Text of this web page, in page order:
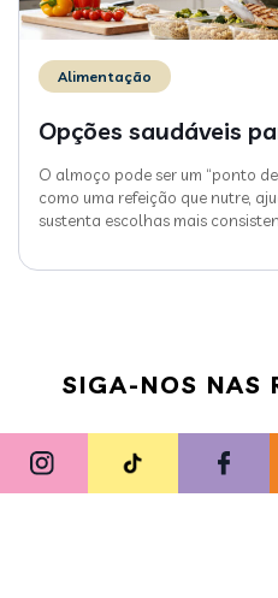
Alimentação
Opções saudáveis
O almoço pode ser um “ponto
como uma refeição que nutre,
sustenta escolhas mais
SIGA-NOS NAS